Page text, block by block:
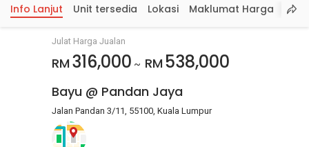
Info Lanjut Unit tersedia Lokasi Maklumat Harga
Julat Harga Jualan
RM 316,000 ~ RM 538,000
Bayu @ Pandan Jaya
Jalan Pandan 3/11, 55100, Kuala Lumpur